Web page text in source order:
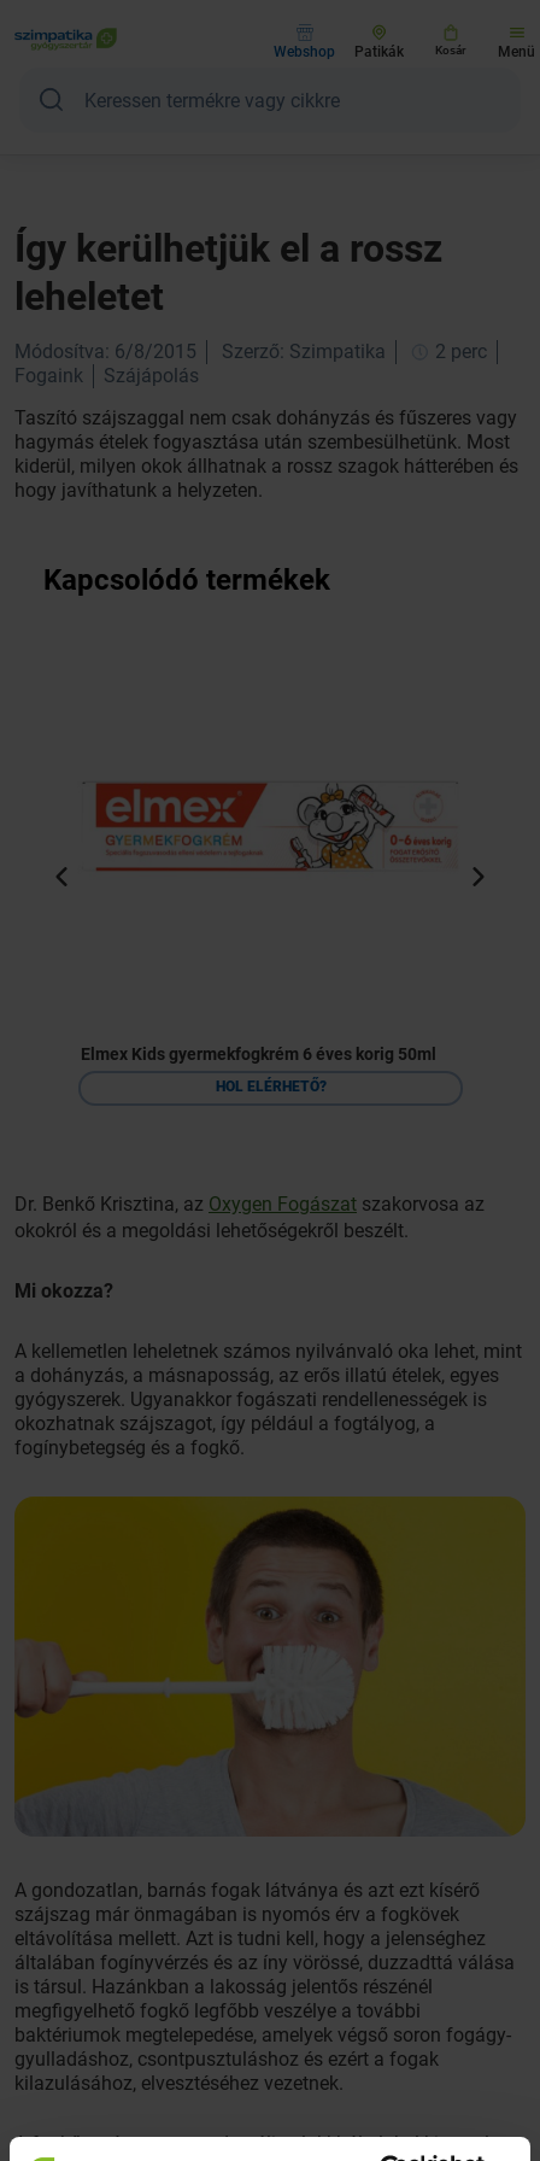
Webshop Patikák Kosár Menü
Így kerülhetjük el a rossz
leheletet
Módosítva: 6/8/2015 Szerző: Szimpatika
2 perc
Fogaink
Szájápolás
Taszító szájszaggal nem csak dohányzás és fűszeres vagy
hagymás ételek fogyasztása után szembesülhetünk. Most
kiderül, milyen okok állhatnak a rossz szagok hátterében és
hogy javíthatunk a helyzeten.
Kapcsolódó termékek
Elmex Kids gyermekfogkrém 6 éves korig 50ml
HOL ELÉRHETŐ?
Dr. Benkő Krisztina, az Oxygen Fogászat szakorvosa az
okokról és a megoldási lehetőségekről beszélt.
Mi okozza?
A kellemetlen leheletnek számos nyilvánvaló oka lehet, mint
a dohányzás, a másnaposság, az erős illatú ételek, egyes
gyógyszerek. Ugyanakkor fogászati rendellenességek is
okozhatnak szájszagot, így például a fogtályog, a
fogínybetegség és a fogkő.
A gondozatlan, barnás fogak látványa és azt ezt kísérő
szájszag már önmagában is nyomós érv a fogkövek
eltávolítása mellett. Azt is tudni kell, hogy a jelenséghez
általában fogínyvérzés és az íny vörössé, duzzadttá válása
is társul. Hazánkban a lakosság jelentős részénél
megfigyelhető fogkő legfőbb veszélye a további
baktériumok megtelepedése, amelyek végső soron fogágy-
gyulladáshoz, csontpusztuláshoz és ezért a fogak
kilazulásához, elvesztéséhez vezetnek.
A fogkő az úgynevezett dentális plakkból alakul ki, amelyet